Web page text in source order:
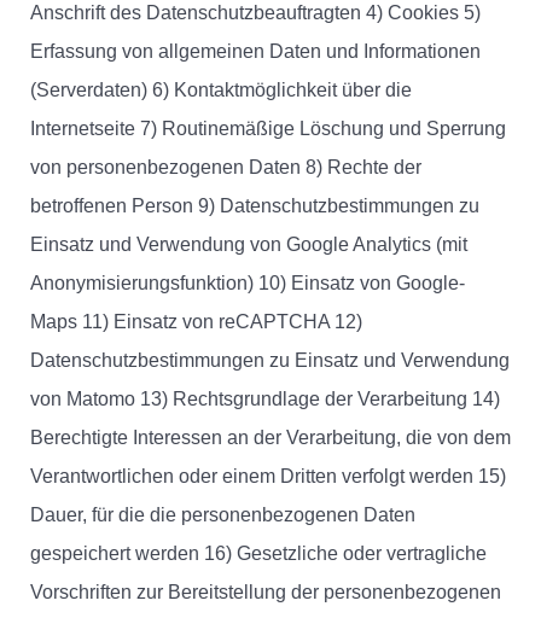
Anschrift des Datenschutzbeauftragten 4) Cookies 5)
Erfassung von allgemeinen Daten und Informationen
(Serverdaten) 6) Kontaktmöglichkeit über die
Internetseite 7) Routinemäßige Löschung und Sperrung
von personenbezogenen Daten 8) Rechte der
betroffenen Person 9) Datenschutzbestimmungen zu
Einsatz und Verwendung von Google Analytics (mit
Anonymisierungsfunktion) 10) Einsatz von Google-
Maps 11) Einsatz von reCAPTCHA 12)
Datenschutzbestimmungen zu Einsatz und Verwendung
von Matomo 13) Rechtsgrundlage der Verarbeitung 14)
Berechtigte Interessen an der Verarbeitung, die von dem
Verantwortlichen oder einem Dritten verfolgt werden 15)
Dauer, für die die personenbezogenen Daten
gespeichert werden 16) Gesetzliche oder vertragliche
Vorschriften zur Bereitstellung der personenbezogenen